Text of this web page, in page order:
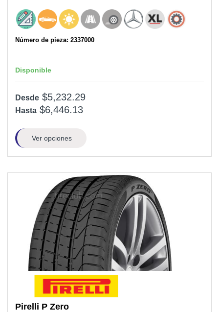
Número de pieza: 2337000
Disponible
Desde $5,232.29
Hasta $6,446.13
Ver opciones
Pirelli P Zero